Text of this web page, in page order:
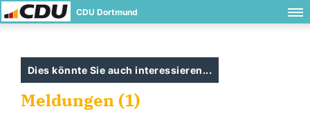
CDU Dortmund
Dies könnte Sie auch interessieren...
Meldungen (1)